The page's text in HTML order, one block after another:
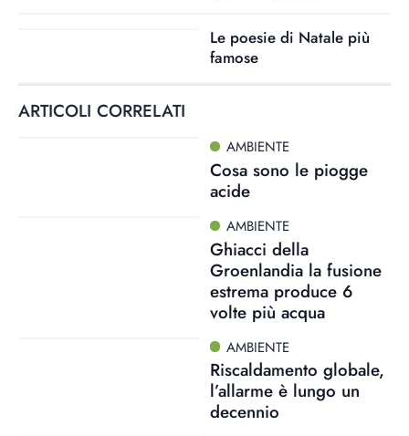
Le poesie di Natale più
famose
ARTICOLI CORRELATI
AMBIENTE
Cosa sono le piogge
acide
AMBIENTE
Ghiacci della
Groenlandia la fusione
estrema produce 6
volte più acqua
AMBIENTE
Riscaldamento globale,
l’allarme è lungo un
decennio